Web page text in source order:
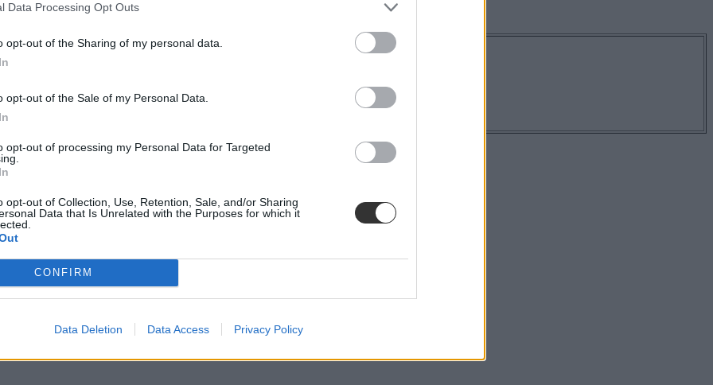
Data Processing Opt Outs
opt-out of the Sharing of my personal data.
opt-out of the Sale of my Personal Data.
opt-out of processing my Personal Data for Targeted
opt-out of Collection, Use, Retention, Sale, and/or Sharing
Data that Is Unrelated with the Purposes for which it
CONFIRM
Data Deletion Data Access Privacy Policy
Kövess minket a Facebookon is, és nem fogsz lemaradni a fontos hírekről!